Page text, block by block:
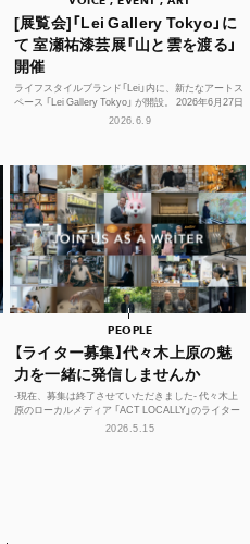
[展覧会]「Lei Gallery Tokyo」に
て 室瀬祐漆芸展「山と雲を渡る」
開催
ライフスタイルブランド「Lei」内に、新たなアートス
ペース 「Lei Gallery Tokyo」 が開設。 2026年6月27日
（土）から、初の企画展...2026.6.9
PEOPLE
【ライター募集】代々木上原の魅
力を一緒に発信しませんか
-現在、募集は終了させていただきました- 代々木上
原のローカルメディア 「ACT LOCALLY」のライター
募集！ 世界中にある個性豊かな街に負けない魅...
2026.5.15